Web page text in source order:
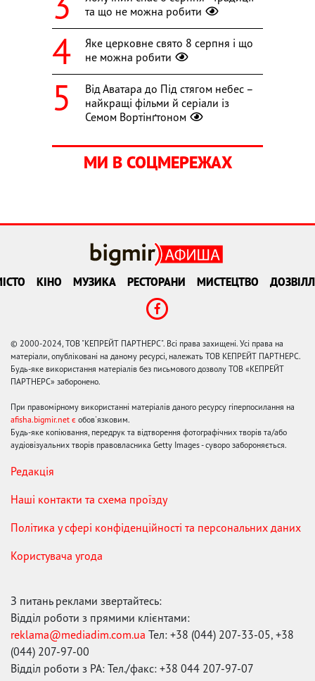
та що не можна робити
Яке церковне свято 8 серпня і що
не можна робити
Від Аватара до Під стягом небес –
найкращі фільми й серіали із
Семом Вортінґтоном
МИ В СОЦМЕРЕЖАХ
КІНО МУЗИКА РЕСТОРАНИ МИСТЕЦТВО
© 2000-2024, ТОВ "КЕПРЕЙТ ПАРТНЕРС". Всі права захищені. Усі права на
матеріали, опубліковані на даному ресурсі, належать ТОВ КЕПРЕЙТ ПАРТНЕРС.
Будь-яке використання матеріалів без письмового дозволу ТОВ «КЕПРЕЙТ
ПАРТНЕРС» заборонено.
При правомірному використанні матеріалів даного ресурсу гіперпосилання на
afisha.bigmir.net є обов'язковим.
Будь-яке копіювання, передрук та відтворення фотографічних творів та/або
аудіовізуальних творів правовласника Getty Images - суворо забороняється.
Редакція
Наші контакти та схема проїзду
Політика у сфері конфіденційності та персональних даних
Користувача угода
З питань реклами звертайтесь:
Відділ роботи з прямими клієнтами:
reklama@mediadim.com.ua Тел: +38 (044) 207-33-05, +38
(044) 207-97-00
Відділ роботи з РА: Тел./факс: +38 044 207-97-07